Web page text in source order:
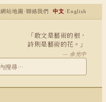
網站地圖 ·聯絡我們 中文·English
「敢文是藝術的根，
詩則是藝術的花。」
— 余光中